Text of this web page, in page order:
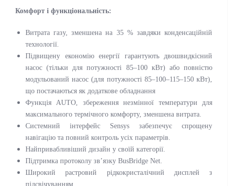
Комфорт і функціональність:
Витрата газу, зменшена на 35 % завдяки конденсаційній
технології.
Підвищену економію енергії гарантують двошвидкісний
насос (тільки для потужності 85–100 кВт) або повністю
модульований насос (для потужності 85–100–115–150 кВт),
що постачаються як додаткове обладнання
Функція AUTO, збереження незмінної температури для
максимального термічного комфорту, зменшена витрата.
Системний інтерфейс Sensys забезпечує спрощену
навігацію та повний контроль усіх параметрів.
Найпривабливіший дизайн у своїй категорії.
Підтримка протоколу зв’язку BusBridge Net.
Широкий растровий рідкокристалічний дисплей з
підсвічуванням.